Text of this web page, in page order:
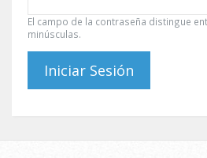
El campo de la contraseña distingue
minúsculas.